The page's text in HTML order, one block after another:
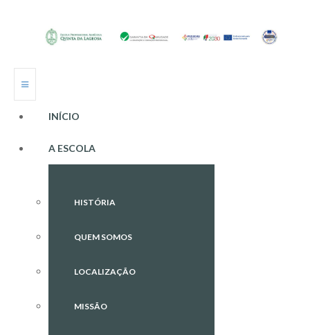
INÍCIO
A ESCOLA
HISTÓRIA
QUEM SOMOS
LOCALIZAÇÃO
MISSÃO